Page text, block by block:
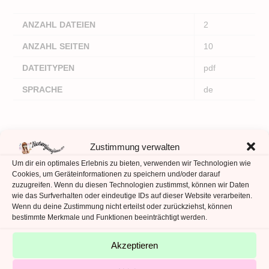
Zustimmung verwalten
Um dir ein optimales Erlebnis zu bieten, verwenden wir Technologien wie
Cookies, um Geräteinformationen zu speichern und/oder darauf
zuzugreifen. Wenn du diesen Technologien zustimmst, können wir Daten
wie das Surfverhalten oder eindeutige IDs auf dieser Website verarbeiten.
Wenn du deine Zustimmung nicht erteilst oder zurückziehst, können
bestimmte Merkmale und Funktionen beeinträchtigt werden.
Akzeptieren
ANZAHL DATEIEN
2
ANZAHL SEITEN
10
DATEITYPEN
pdf
SPRACHE
de
Ähnliche Produkte